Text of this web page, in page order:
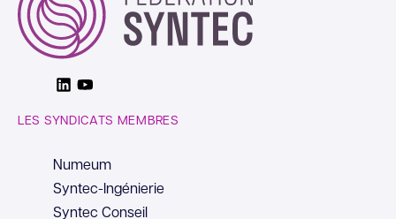
LinkedinYoutube
LES SYNDICATS MEMBRES
Numeum
Syntec-Ingénierie
Syntec Conseil